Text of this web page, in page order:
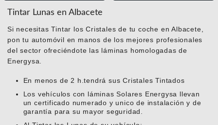
Tintar Lunas en Albacete
Si necesitas Tintar los Cristales de tu coche en Albacete,
pon tu automóvil en manos de los mejores profesionales
del sector ofreciéndote las láminas homologadas de
Energysa.
En menos de 2 h.tendrá sus Cristales Tintados
Los vehículos con láminas Solares Energysa llevan
un certificado numerado y unico de instalación y de
garantía para su mayor seguridad.